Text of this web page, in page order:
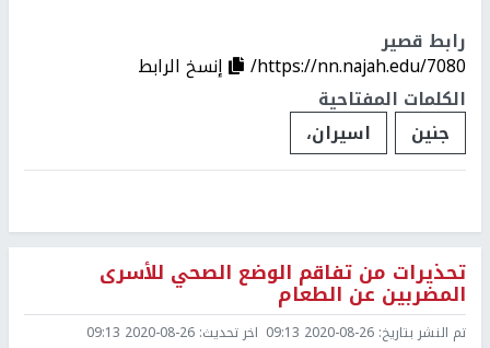
رابط قصير
https://nn.najah.edu/7080/
إنسخ الرابط
الكلمات المفتاحية
جنين
اسيران،
تحذيرات من تفاقم الوضع الصحي للأسرى
المضربين عن الطعام
تم النشر بتاريخ: 2020-08-26 09:13 اخر تحديث: 2020-08-26 09:13